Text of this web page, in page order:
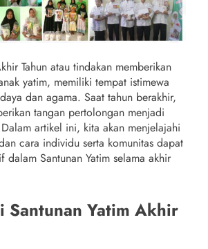
Tahun atau tindakan memberikan
yatim, memiliki tempat istimewa
dan agama. Saat tahun berakhir,
tangan pertolongan menjadi
artikel ini, kita akan menjelajahi
cara individu serta komunitas dapat
dalam Santunan Yatim selama akhir
Santunan Yatim Akhir